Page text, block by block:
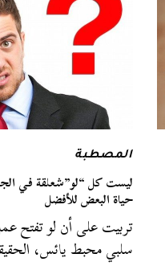
المصطبة
ليست كل “لو”شعلقة في
حياة البعض للأفضل
تربيت على أن لو تفتح
سلبي محبط يائس،